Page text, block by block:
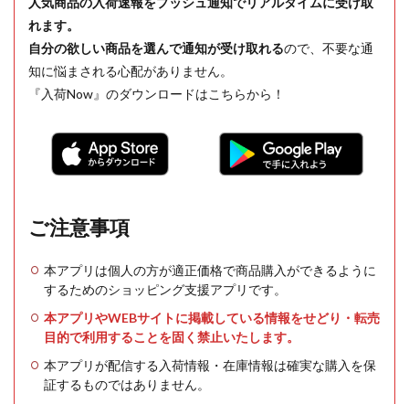
れます。
自分の欲しい商品を選んで通知が受け取れるので、不要な通
知に悩まされる心配がありません。
『入荷Now』のダウンロードはこちらから！
ご注意事項
本アプリは個人の方が適正価格で商品購入ができるように
するためのショッピング支援アプリです。
本アプリやWEBサイトに掲載している情報をせどり・転売
目的で利用することを固く禁止いたします。
本アプリが配信する入荷情報・在庫情報は確実な購入を保
証するものではありません。